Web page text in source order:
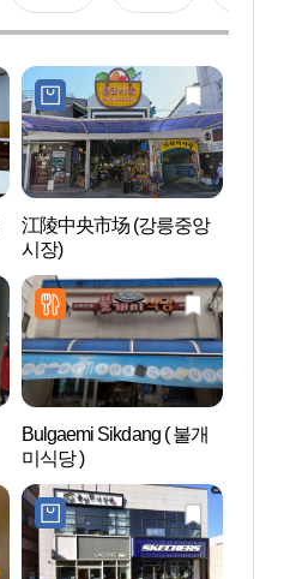
江陵中央市场 (강릉중앙
시장)
Bulgaemi Sikdang ( 불개
미식당 )